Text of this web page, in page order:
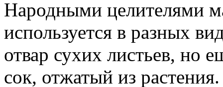
Народными целителями
используется в разных
отвар сухих листьев, но
сок, отжатый из